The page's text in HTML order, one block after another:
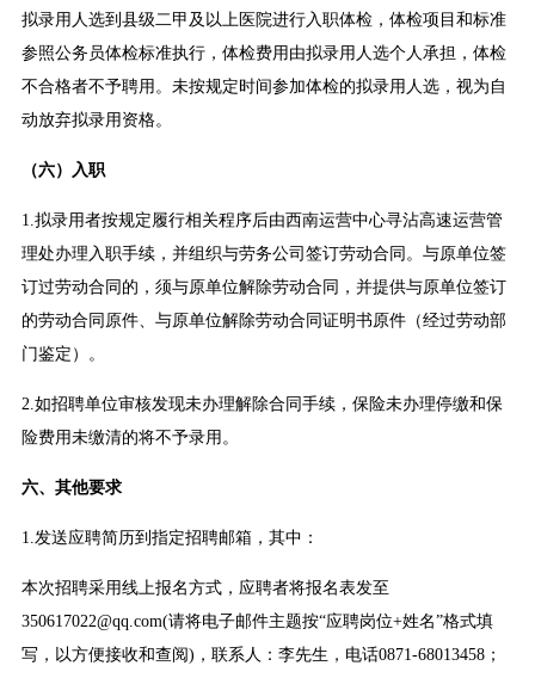
拟录用人选到县级二甲及以上医院进行入职体检，体检项目和标准
参照公务员体检标准执行，体检费用由拟录用人选个人承担，体检
不合格者不予聘用。未按规定时间参加体检的拟录用人选，视为自
动放弃拟录用资格。
（六）入职
1.拟录用者按规定履行相关程序后由西南运营中心寻沾高速运营管
理处办理入职手续，并组织与劳务公司签订劳动合同。与原单位签
订过劳动合同的，须与原单位解除劳动合同，并提供与原单位签订
的劳动合同原件、与原单位解除劳动合同证明书原件（经过劳动部
门鉴定）。
2.如招聘单位审核发现未办理解除合同手续，保险未办理停缴和保
险费用未缴清的将不予录用。
六、其他要求
1.发送应聘简历到指定招聘邮箱，其中：
本次招聘采用线上报名方式，应聘者将报名表发至
350617022@qq.com(请将电子邮件主题按“应聘岗位+姓名”格式填
写，以方便接收和查阅)，联系人：李先生，电话0871-68013458；